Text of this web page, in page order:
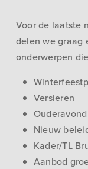
Voor de laatste
delen we graag
onderwerpen
Versieren
Nieuw
Kader/TL
Aanbod